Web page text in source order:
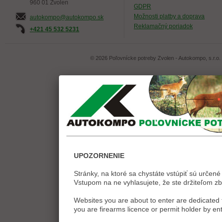
960 01 Zvolen
autokompo@autokompo.sk
+421 45 532 5231
GDPR
Možnosti platby a doprava
Reklamačný poriadok
© 2026 Poľovnícke potreby Zvolen - Autokompo, s.r.o.
UPOZORNENIE
Stránky, na ktoré sa chystáte vstúpiť sú
Vstupom na ne vyhlasujete, že ste držiteľom
Websites you are about to enter are
you are firearms licence or permit holder by